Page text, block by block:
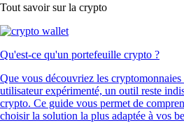
Tout savoir sur la crypto
Qu'est-ce qu'un portefeuille crypto ?
Que vous découvriez les
utilisateur expérimenté, un outil reste
crypto. Ce guide vous permet de
choisir la solution la plus adaptée à vos